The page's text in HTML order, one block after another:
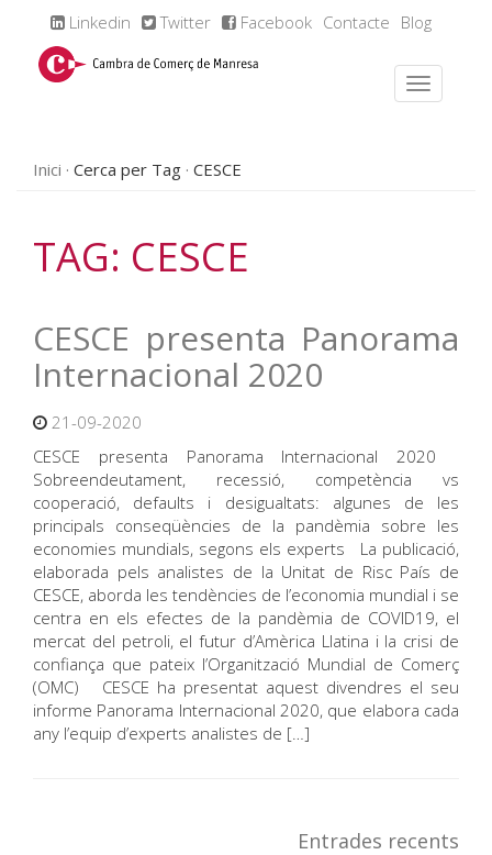
Linkedin Twitter Facebook Contacte Blog
Inici Cerca per Tag CESCE
TAG: CESCE
CESCE presenta Panorama
Internacional 2020
21-09-2020
CESCE presenta Panorama Internacional 2020
Sobreendeutament, recessió, competència vs
cooperació, defaults i desigualtats: algunes de les
principals conseqüències de la pandèmia sobre les
economies mundials, segons els experts La publicació,
elaborada pels analistes de la Unitat de Risc País de
CESCE, aborda les tendències de l’economia mundial i se
centra en els efectes de la pandèmia de COVID19, el
mercat del petroli, el futur d’Amèrica Llatina i la crisi de
confiança que pateix l’Organització Mundial de Comerç
(OMC) CESCE ha presentat aquest divendres el seu
informe Panorama Internacional 2020, que elabora cada
any l’equip d’experts analistes de […]
Entrades recents